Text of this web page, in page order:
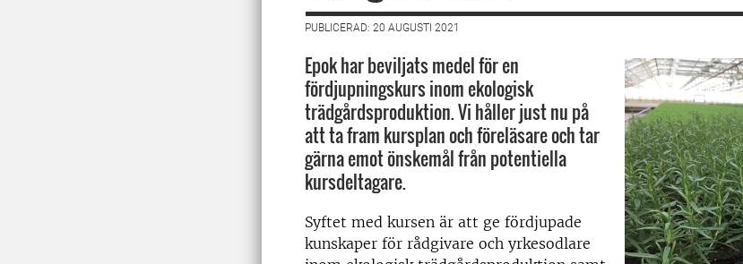
PUBLICERAD: 20 AUGUSTI 2021
Epok har beviljats medel för en
fördjupningskurs inom ekologisk
trädgårdsproduktion. Vi håller just nu på
att ta fram kursplan och föreläsare och tar
gärna emot önskemål från potentiella
kursdeltagare.
Syftet med kursen är att ge fördjupade
kunskaper för rådgivare och yrkesodlare